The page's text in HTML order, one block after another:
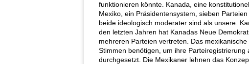
funktionieren könnte. Kanada, eine
Mexiko, ein Präsidentensystem, sieben
beide ideologisch moderater sind als unsere.
den letzten Jahren hat Kanadas Neue
mehreren Parteien vertreten. Das
Stimmen benötigen, um ihre
durchgesetzt. Die Mexikaner lehnen das